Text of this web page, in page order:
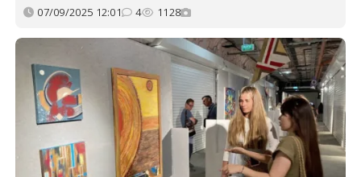
07/09/2025 12:01 4 1128